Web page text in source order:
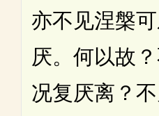
亦不见涅槃
厌。何以故
况复厌离？